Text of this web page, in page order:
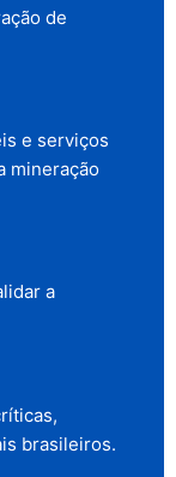
de
e serviços
mineração
a
brasileiros.